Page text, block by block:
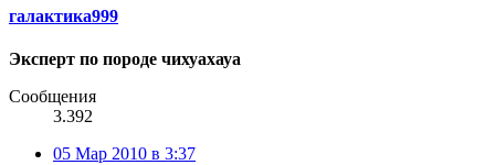
галактика999
Эксперт по породе чихуахауа
Сообщения
3.392
05 Мар 2010 в 3:37